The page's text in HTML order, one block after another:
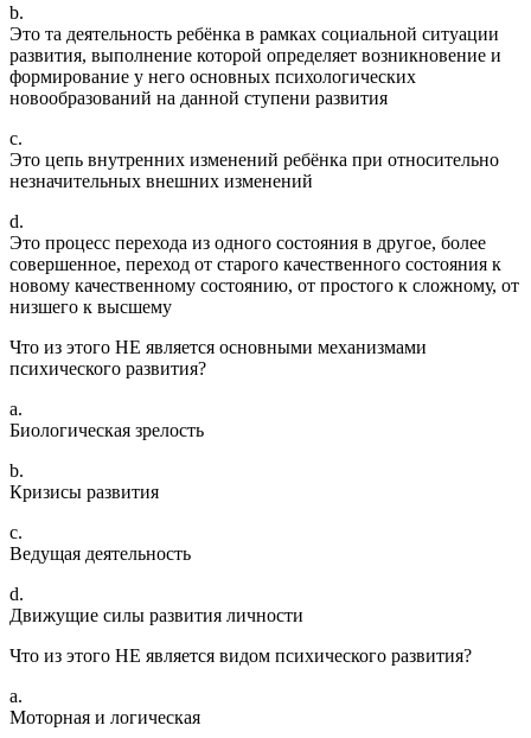
b.
Это та деятельность ребёнка в рамках социальной ситуации
развития, выполнение которой определяет возникновение и
формирование у него основных психологических
новообразований на данной ступени развития
c.
Это цепь внутренних изменений ребёнка при относительно
незначительных внешних изменений
d.
Это процесс перехода из одного состояния в другое, более
совершенное, переход от старого качественного состояния к
новому качественному состоянию, от простого к сложному, от
низшего к высшему
Что из этого НЕ является основными механизмами
психического развития?
a.
Биологическая зрелость
b.
Кризисы развития
c.
Ведущая деятельность
d.
Движущие силы развития личности
Что из этого НЕ является видом психического развития?
a.
Моторная и логическая